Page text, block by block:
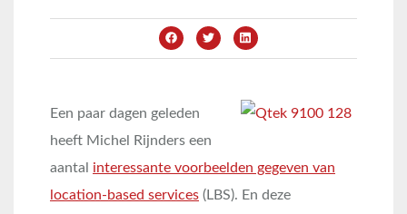
Een paar dagen geleden
heeft Michel Rijnders een
aantal interessante voorbeelden gegeven van
location-based services (LBS). En deze